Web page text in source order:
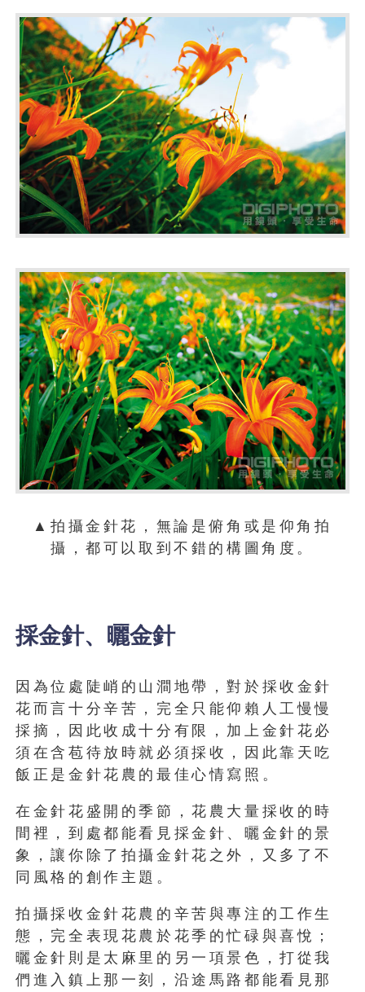
▲拍攝金針花，無論是俯角或是仰角拍
攝，都可以取到不錯的構圖角度。
採金針、曬金針
因為位處陡峭的山澗地帶，對於採收金針
花而言十分辛苦，完全只能仰賴人工慢慢
採摘，因此收成十分有限，加上金針花必
須在含苞待放時就必須採收，因此靠天吃
飯正是金針花農的最佳心情寫照。
在金針花盛開的季節，花農大量採收的時
間裡，到處都能看見採金針、曬金針的景
象，讓你除了拍攝金針花之外，又多了不
同風格的創作主題。
拍攝採收金針花農的辛苦與專注的工作生
態，完全表現花農於花季的忙碌與喜悅；
曬金針則是太麻里的另一項景色，打從我
們進入鎮上那一刻，沿途馬路都能看見那